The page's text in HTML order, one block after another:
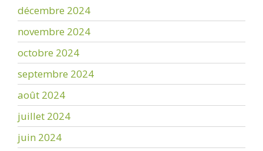
décembre 2024
novembre 2024
octobre 2024
septembre 2024
août 2024
juillet 2024
juin 2024